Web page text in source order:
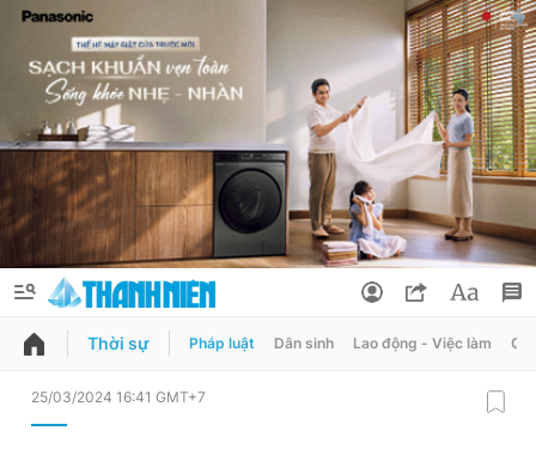
QUẢNG CÁO
Thời sự Pháp luật Dân sinh Lao động - Việc làm
25/03/2024 16:41 GMT+7